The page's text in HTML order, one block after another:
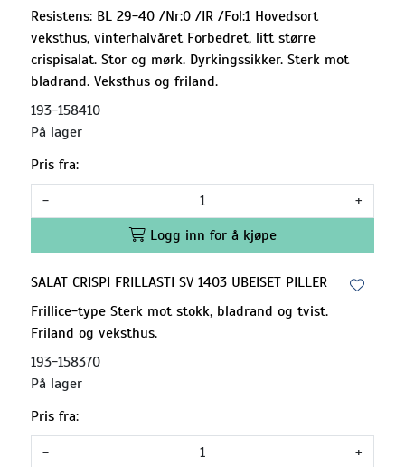
Resistens: BL 29-40 /Nr:0 /IR /Fol:1 Hovedsort
veksthus, vinterhalvåret Forbedret, litt større
crispisalat. Stor og mørk. Dyrkingssikker. Sterk mot
bladrand. Veksthus og friland.
193-158410
På lager
Pris fra:
-
+
Logg inn for å kjøpe
SALAT CRISPI FRILLASTI SV 1403 UBEISET PILLER
Frillice-type Sterk mot stokk, bladrand og tvist.
Friland og veksthus.
193-158370
På lager
Pris fra:
-
+